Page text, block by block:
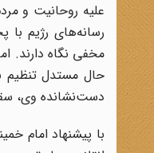
علیه روحانیت و
رسانه‌هاى رژیم با
مخفى نگاه دارند.
دست‌نشانده وى،